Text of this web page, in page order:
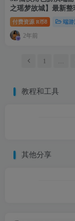
之瑶梦故城】最新
手工服务端+网页注
具+详细搭建教程
付费资源 R币8 端游
2年前
1 …
教程和工具
其他分享